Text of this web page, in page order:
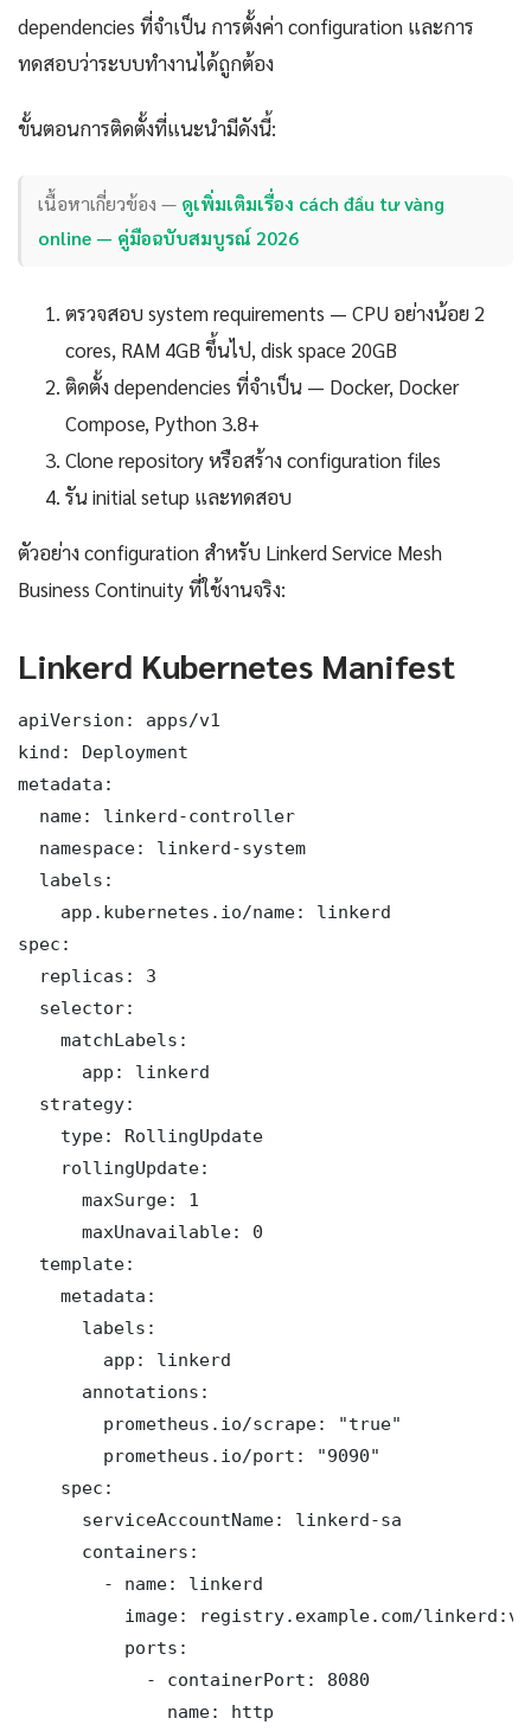
dependencies ที่จำเป็น การตั้งค่า configuration และการ
ทดสอบว่าระบบทำงานได้ถูกต้อง
ขั้นตอนการติดตั้งที่แนะนำมีดังนี้:
เนื้อหาเกี่ยวข้อง — ดูเพิ่มเติมเรื่อง cách đầu tư vàng
online — คู่มือฉบับสมบูรณ์ 2026
ตรวจสอบ system requirements — CPU อย่างน้อย 2
cores, RAM 4GB ขึ้นไป, disk space 20GB
ติดตั้ง dependencies ที่จำเป็น — Docker, Docker
Compose, Python 3.8+
Clone repository หรือสร้าง configuration files
รัน initial setup และทดสอบ
ตัวอย่าง configuration สำหรับ Linkerd Service Mesh
Business Continuity ที่ใช้งานจริง:
Linkerd Kubernetes Manifest
apiVersion: apps/v1
kind: Deployment
metadata:
  name: linkerd-controller
  namespace: linkerd-system
  labels:
    app.kubernetes.io/name: linkerd
spec:
  replicas: 3
  selector:
    matchLabels:
      app: linkerd
  strategy:
    type: RollingUpdate
    rollingUpdate:
      maxSurge: 1
      maxUnavailable: 0
  template:
    metadata:
      labels:
        app: linkerd
      annotations:
        prometheus.io/scrape: "true"
        prometheus.io/port: "9090"
    spec:
      serviceAccountName: linkerd-sa
      containers:
        - name: linkerd
image: registry.example.com/
          ports:
            - containerPort: 8080
              name: http